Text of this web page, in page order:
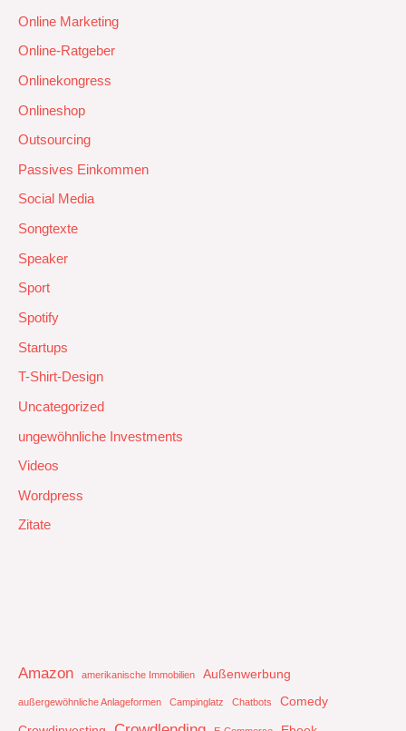
Online Marketing
Online-Ratgeber
Onlinekongress
Onlineshop
Outsourcing
Passives Einkommen
Social Media
Songtexte
Speaker
Sport
Spotify
Startups
T-Shirt-Design
Uncategorized
ungewöhnliche Investments
Videos
Wordpress
Zitate
Amazon amerikanische Immobilien Außenwerbung
außergewöhnliche Anlageformen Campinglatz Chatbots
Comedy